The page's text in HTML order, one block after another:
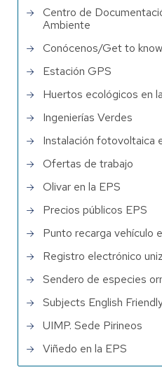
Centro de
Ambiente
Conócenos/Get to
Estación GPS
Huertos ecológicos en
Ingenierías Verdes
Instalación fotovoltaica
Ofertas de trabajo
Olivar en la EPS
Precios públicos EPS
Punto recarga vehículo
Registro electrónico
Sendero de especies
Subjects English
UIMP. Sede Pirineos
Viñedo en la EPS